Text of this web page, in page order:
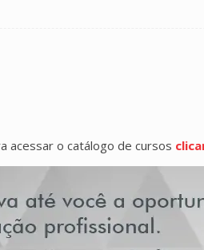
acessar o catálogo de cursos